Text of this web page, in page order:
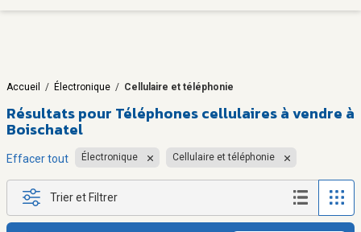
Accueil / Électronique / Cellulaire et téléphonie
Résultats pour Téléphones cellulaires à vendre à
Boischatel
Effacer tout Électronique Cellulaire et téléphonie
Trier et Filtrer